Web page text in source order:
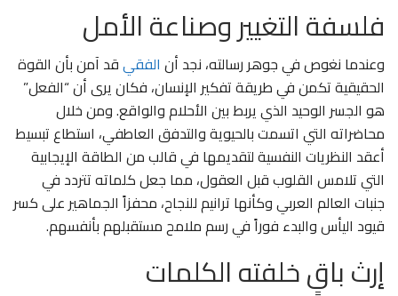
فلسفة التغيير وصناعة الأمل
وعندما نغوص في جوهر رسالته، نجد أن الفقيقد آمن بأن القوة
الحقيقية تكمن في طريقة تفكير الإنسان، فكان يرى أن “الفعل”
هو الجسر الوحيد الذي يربط بين الأحلام والواقع. ومن خلال
محاضراته التي اتسمت بالحيوية والتدفق العاطفي، استطاع تبسيط
أعقد النظريات النفسية لتقديمها في قالب من الطاقة الإيجابية
التي تلامس القلوب قبل العقول، مما جعل كلماته تتردد في
جنبات العالم العربي وكأنها ترانيم للنجاح، محفزاً الجماهير على كسر
قيود اليأس والبدء فوراً في رسم ملامح مستقبلهم بأنفسهم.
إرث باقٍ خلفته الكلمات